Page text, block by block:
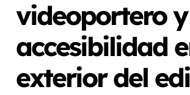
videoportero
accesibilidad
exterior del